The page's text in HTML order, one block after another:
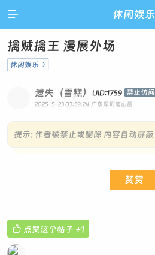
 休闲娱乐
擒贼擒王 漫展外场
休闲娱乐 
遗失（雪糕） UID:1759 禁止访问
2025-5-23 03:59:24 广东深圳南山区
提示: 作者被禁止或删除 内容自动屏蔽
赞赏
 点赞这个帖子 +1